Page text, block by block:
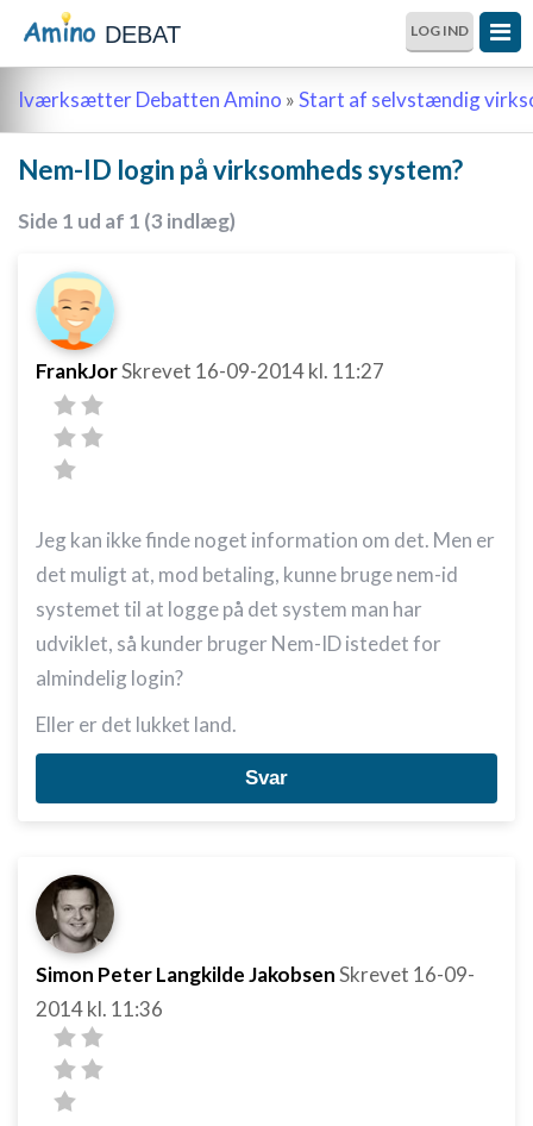
DEBAT LOG IND
Iværksætter Debatten Amino »Start af selvstændig
Nem-ID login på virksomheds system?
Side 1 ud af 1 (3 indlæg)
FrankJorSkrevet 16-09-2014kl. 11:27
Jeg kan ikke finde noget information om det. Men er
det muligt at, mod betaling, kunne bruge nem-id
systemet til at logge på det system man har
udviklet, så kunder bruger Nem-ID istedet for
almindelig login?
Eller er det lukket land.
Svar
Simon Peter Langkilde JakobsenSkrevet 16-09-
2014kl. 11:36